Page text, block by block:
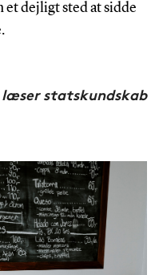
et dejligt sted at sidde
læser statskundskab